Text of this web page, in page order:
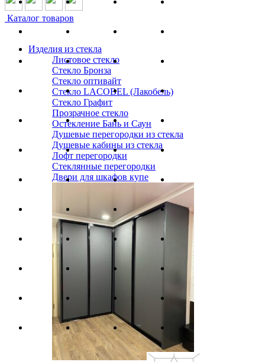
Каталог товаров
Изделия из стекла
Листовое стекло
Стекло Бронза
Стекло оптивайт
Стекло LACOBEL (Лакобель)
Стекло Графит
Прозрачное стекло
Остекление Бань и Саун
Душевые перегородки из стекла
Душевые кабины из стекла
Лофт перегородки
Стеклянные перегородки
Двери для шкафов купе